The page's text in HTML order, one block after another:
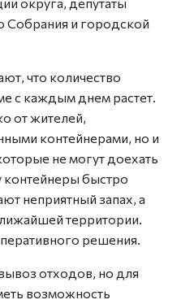
Собрания и городской
что количество
с каждым днем растет.
от жителей,
контейнерами, но и
не могут доехать
быстро
неприятный запах, а
территории.
решения.
отходов, но для
возможность